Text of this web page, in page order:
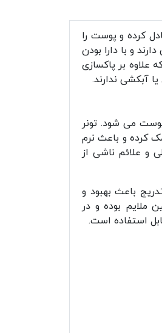
کرده و پوست را
و با دارا بودن
علاوه بر پاکسازی
می شود. تونر
کرده و باعث نرم
علائم ناشی از
باعث بهبود و
بوده و در
استفاده است.